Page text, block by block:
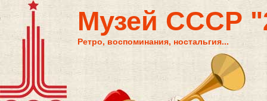
Музей СССР
Ретро, воспоминания, ностальгия...